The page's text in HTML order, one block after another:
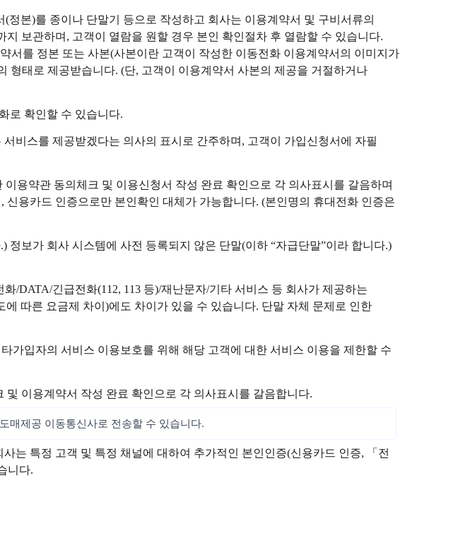
본)를 종이나 단말기 등으로 작성하고 회사는 이용계약서 및 구비서류의
보관하며, 고객이 열람을 원할 경우 본인 확인절차 후 열람할 수 있습니다.
서를 정본 또는 사본(사본이란 고객이 작성한 이동전화 이용계약서의 이미지가
태로 제공받습니다. (단, 고객이 이용계약서 사본의 제공을 거절하거나
로 확인할 수 있습니다.
비스를 제공받겠다는 의사의 표시로 간주하며, 고객이 가입신청서에 자필
용약관 동의체크 및 이용신청서 작성 완료 확인으로 각 의사표시를 갈음하며
용카드 인증으로만 본인확인 대체가 가능합니다. (본인명의 휴대전화 인증은
보가 회사 시스템에 사전 등록되지 않은 단말(이하 “자급단말”이라 합니다.)
/DATA/긴급전화(112, 113 등)/재난문자/기타 서비스 등 회사가 제공하는
따른 요금제 차이)에도 차이가 있을 수 있습니다. 단말 자체 문제로 인한
입자의 서비스 이용보호를 위해 해당 고객에 대한 서비스 이용을 제한할 수
이용계약서 작성 완료 확인으로 각 의사표시를 갈음합니다.
매제공 이동통신사로 전송할 수 있습니다.
는 특정 고객 및 특정 채널에 대하여 추가적인 본인인증(신용카드 인증, 「전
니다.